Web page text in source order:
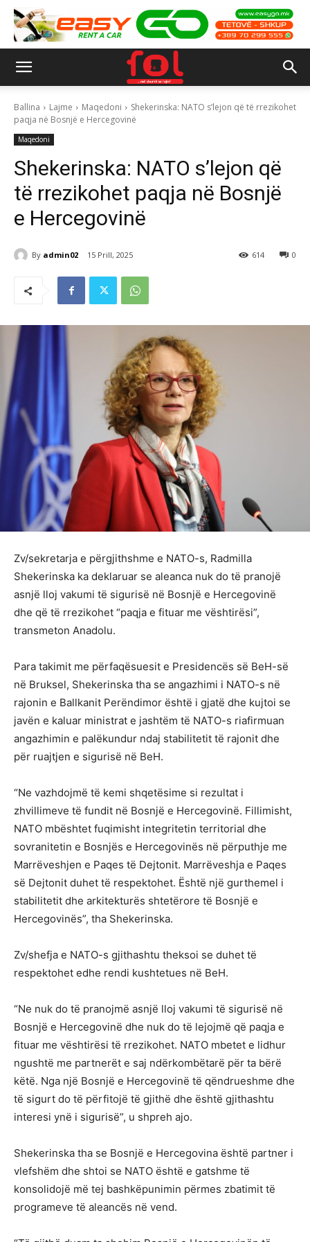
Ballina Lajme Maqedoni
Shekerinska: NATO s’lejon që të rrezikohet
paqja në Bosnjë e Hercegovinë
Maqedoni
Shekerinska: NATO s’lejon që
të rrezikohet paqja në Bosnjë
e Hercegovinë
By admin02 15 Prill, 2025 0
614
Zv/sekretarja e përgjithshme e NATO-s, Radmilla
Shekerinska ka deklaruar se aleanca nuk do të pranojë
asnjë lloj vakumi të sigurisë në Bosnjë e Hercegovinë
dhe që të rrezikohet “paqja e fituar me vështirësi”,
transmeton Anadolu.
Para takimit me përfaqësuesit e Presidencës së BeH-së
në Bruksel, Shekerinska tha se angazhimi i NATO-s në
rajonin e Ballkanit Perëndimor është i gjatë dhe kujtoi se
javën e kaluar ministrat e jashtëm të NATO-s riafirmuan
angazhimin e palëkundur ndaj stabilitetit të rajonit dhe
për ruajtjen e sigurisë në BeH.
“Ne vazhdojmë të kemi shqetësime si rezultat i
zhvillimeve të fundit në Bosnjë e Hercegovinë. Fillimisht,
NATO mbështet fuqimisht integritetin territorial dhe
sovranitetin e Bosnjës e Hercegovinës në përputhje me
Marrëveshjen e Paqes të Dejtonit. Marrëveshja e Paqes
së Dejtonit duhet të respektohet. Është një gurthemel i
stabilitetit dhe arkitekturës shtetërore të Bosnjë e
Hercegovinës”, tha Shekerinska.
Zv/shefja e NATO-s gjithashtu theksoi se duhet të
respektohet edhe rendi kushtetues në BeH.
“Ne nuk do të pranojmë asnjë lloj vakumi të sigurisë në
Bosnjë e Hercegovinë dhe nuk do të lejojmë që paqja e
fituar me vështirësi të rrezikohet. NATO mbetet e lidhur
ngushtë me partnerët e saj ndërkombëtarë për ta bërë
këtë. Nga një Bosnjë e Hercegovinë të qëndrueshme dhe
të sigurt do të përfitojë të gjithë dhe është gjithashtu
interesi ynë i sigurisë”, u shpreh ajo.
Shekerinska tha se Bosnjë e Hercegovina është partner i
vlefshëm dhe shtoi se NATO është e gatshme të
konsolidojë më tej bashkëpunimin përmes zbatimit të
programeve të aleancës në vend.